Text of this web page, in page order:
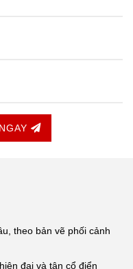
theo bản vẽ phối cảnh
đại và tân cổ điển